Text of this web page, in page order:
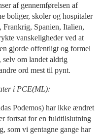
af gennemførelsen af
boliger, skoler og hospitaler
Spanien, Italien,
vanskeligheder ved at
gjorde offentligt og formel
om landet aldrig
ord mest til pynt.
i PCE(ML):
Podemos) har ikke ændret
fortsat for en fuldtilslutning
som vi gentagne gange har